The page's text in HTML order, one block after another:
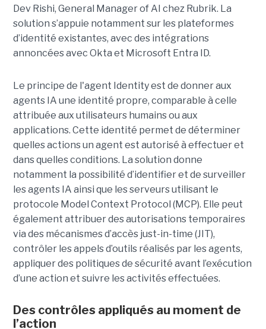
Dev Rishi, General Manager of AI chez Rubrik. La
solution s’appuie notamment sur les plateformes
d’identité existantes, avec des intégrations
annoncées avec Okta et Microsoft Entra ID.
Le principe de l'agent Identity est de donner aux
agents IA une identité propre, comparable à celle
attribuée aux utilisateurs humains ou aux
applications. Cette identité permet de déterminer
quelles actions un agent est autorisé à effectuer et
dans quelles conditions. La solution donne
notamment la possibilité d’identifier et de surveiller
les agents IA ainsi que les serveurs utilisant le
protocole Model Context Protocol (MCP). Elle peut
également attribuer des autorisations temporaires
via des mécanismes d’accès just-in-time (JIT),
contrôler les appels d’outils réalisés par les agents,
appliquer des politiques de sécurité avant l’exécution
d’une action et suivre les activités effectuées.
Des contrôles appliqués au moment de
l’action